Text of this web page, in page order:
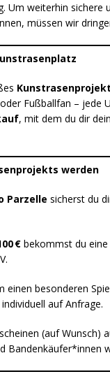
Um weiterhin sichere
müssen wir
Fußballfan – jede
, mit dem du dir
werden
Parzelle sicherst du
€ bekommst du
einen besonderen
individuell auf Anfrage.
(auf Wunsch)
Bandenkäufer*innen